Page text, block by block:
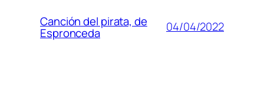
Canción del pirata, de
Espronceda 04/04/2022